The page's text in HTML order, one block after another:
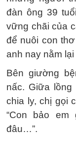
đàn ông 39
vững chãi của
để nuôi con
anh nay nằm
Bên giường
nấc. Giữa
chia ly, chị gọi
“Con bảo
đâu…”.